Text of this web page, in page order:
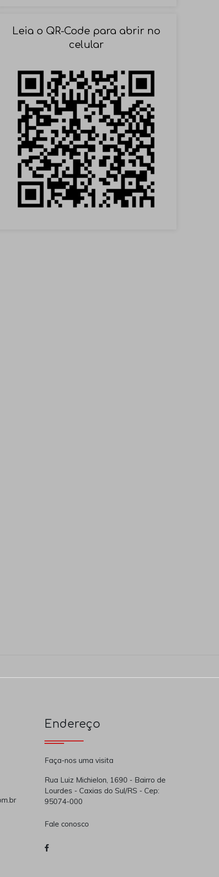
VOLTAR
Leia o QR-Code para abrir no
celular
Endereço
Faça-nos uma visita
Rua Luiz Michielon, 1690 - Bairro de
Lourdes - Caxias do Sul/RS - Cep:
95074-000
Fale conosco